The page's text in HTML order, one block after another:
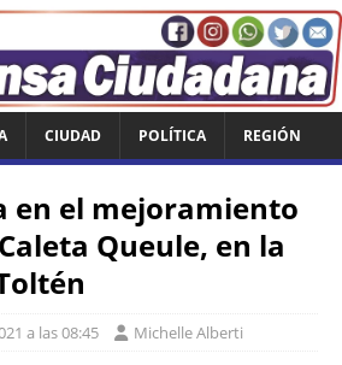
CIUDAD POLÍTICA REGIÓN
en el mejoramiento
Queule, en la
a las 08:45 Michelle Alberti